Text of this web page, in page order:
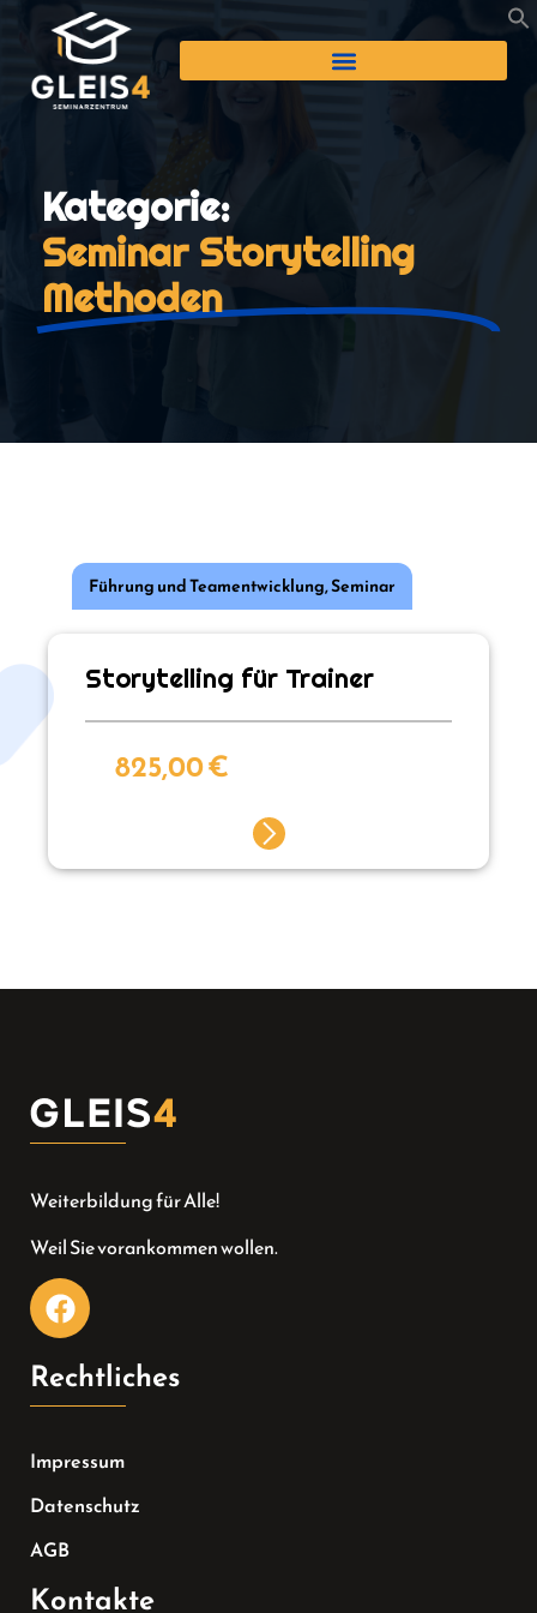
Kategorie:
Seminar Storytelling
Methoden
Führung und Teamentwicklung,Seminar
Storytelling für Trainer
825,00€
Weiterbildung für Alle!
Weil Sie vorankommen wollen.
Rechtliches
Impressum
Datenschutz
AGB
Kontakte